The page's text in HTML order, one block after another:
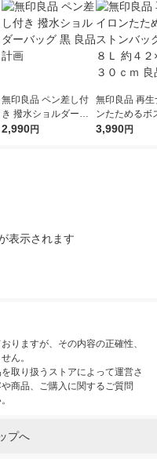
無印良品 ペン差し付
き 撥水ショルダーバ
ッグ 黒 良品計画
2,990円
無印良品 再生
ンたためるボ
ッグ 黒 １８
3,990円
表示されます
りますが、その内容の正確性、
ん。
取り扱うストアによって運営さ
商品、ご購入に関するご質問
プへ